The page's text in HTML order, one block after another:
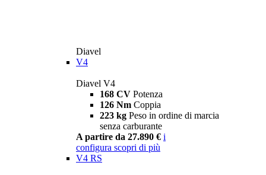
Diavel
V4
Diavel V4
168 CV Potenza
126 Nm Coppia
223 kg Peso in ordine di marcia
senza carburante
A partire da 27.890 € i
configura scopri di più
V4 RS